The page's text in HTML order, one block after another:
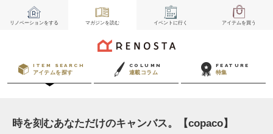
リノベーションをする マガジンを読む イベント に行く アイテムを買う
ITEM SEARCH
アイテムを探す
COLUMN
連載コラム
FEATURE
特集
時を刻むあなただけのキャンバス。【copaco】